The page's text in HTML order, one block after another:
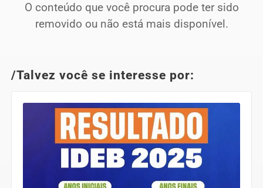
O conteúdo que você procura pode ter sido
removido ou não está mais disponível.
/Talvez você se interesse por: